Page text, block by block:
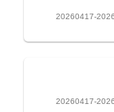
20260417-
20260417-